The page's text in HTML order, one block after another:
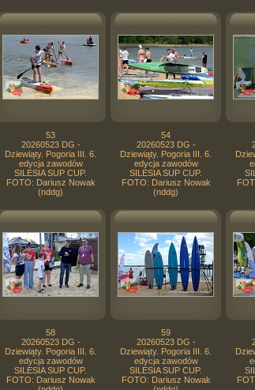
53
20260523 DG -
Dziewiąty. Pogoria III. 6.
edycja zawodów
SILESIA SUP CUP.
FOTO: Dariusz Nowak
(nddg)
54
20260523 DG -
Dziewiąty. Pogoria III. 6.
edycja zawodów
SILESIA SUP CUP.
FOTO: Dariusz Nowak
(nddg)
58
20260523 DG -
Dziewiąty. Pogoria III. 6.
edycja zawodów
SILESIA SUP CUP.
FOTO: Dariusz Nowak
59
20260523 DG -
Dziewiąty. Pogoria III. 6.
edycja zawodów
SILESIA SUP CUP.
FOTO: Dariusz Nowak